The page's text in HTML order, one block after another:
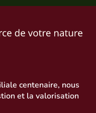
centenaire, nous
et la valorisation